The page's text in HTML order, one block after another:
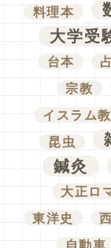
料理本
大学受
台本
宗教
イスラム教
昆虫
鍼灸
大正ロ
東洋史
自動車